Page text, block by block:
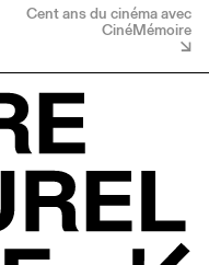
Cent ans du cinéma avec
CinéMémoire